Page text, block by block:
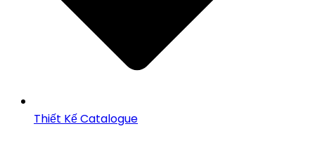
Thiết Kế Catalogue